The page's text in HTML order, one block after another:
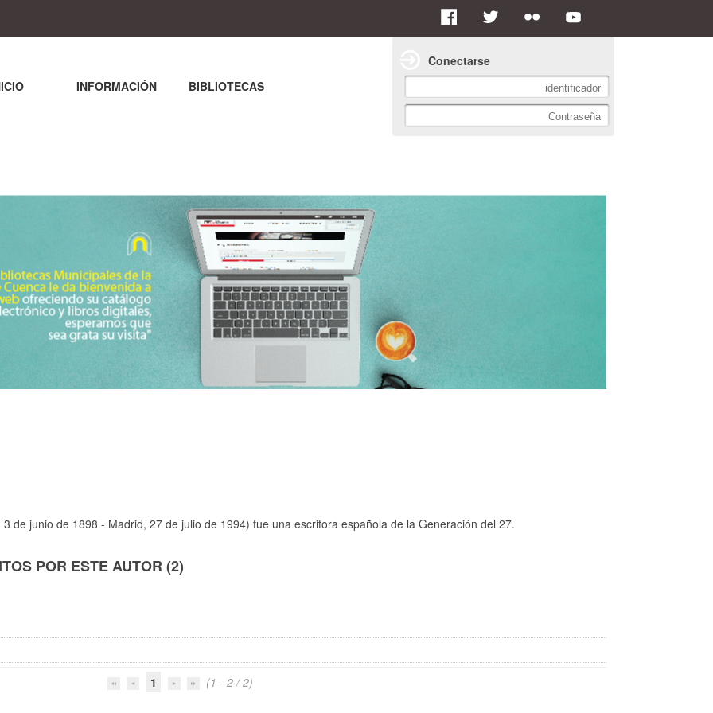
de junio de 1898 - Madrid, 27 de julio de 1994) fue una escritora española de la Generación del 27.
POR ESTE AUTOR (2)
1 (1 - 2 / 2)
INFORMACIÓN BIBLIOTECAS
Conectarse